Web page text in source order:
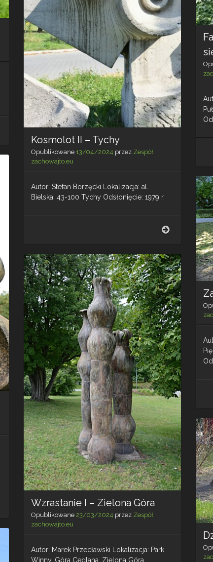
Destruktura
Kraków
Kosmolot II – Tychy
Opublikowane 13/04/2024 przez Zespół
zachowajto.eu
Autor: Stefan Borzęcki Lokalizacja: al.
Bielska, 43-100 Tychy Odsłonięcie: 1979 r.
Kosmolot
Tychy
Wzrastanie
Zielona
Wzrastanie I – Zielona Góra
Opublikowane 23/03/2024 przez Zespół
zachowajto.eu
Autor: Marek Przecławski Lokalizacja: Park
Winny, Góra Ceglana, Zielona Góra